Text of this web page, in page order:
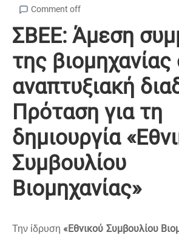
Comment off
ΣΒΕΕ: Άμεση
της βιομηχανίας
αναπτυξιακή
Πρόταση για τη
δημιουργία
Συμβουλίου
Βιομηχανίας»
Την ίδρυση «Εθνικού Συμβουλίου